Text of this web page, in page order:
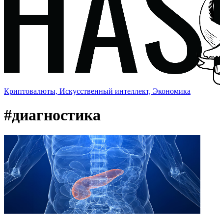
Криптовалюты, Искусственный интеллект, Экономика
#диагностика